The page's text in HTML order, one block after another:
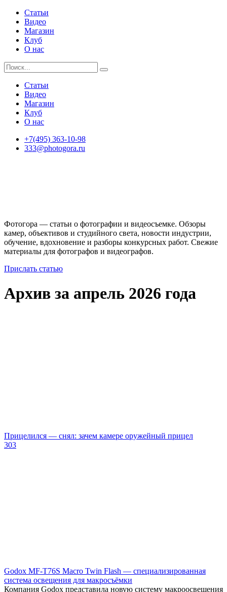
Статьи
Видео
Магазин
Клуб
О нас
Статьи
Видео
Магазин
Клуб
О нас
+7(495) 363-10-98
333@photogora.ru
Фотогора — статьи о фотографии и видеосъемке. Обзоры
камер, объективов и студийного света, новости индустрии,
обучение, вдохновение и разборы конкурсных работ. Свежие
материалы для фотографов и видеографов.
Прислать статью
Архив за апрель 2026 года
Прицелился — снял: зачем камере оружейный прицел
303
Godox MF-T76S Macro Twin Flash — специализированная
система освещения для макросъёмки
Компания Godox представила новую систему макроосвещения